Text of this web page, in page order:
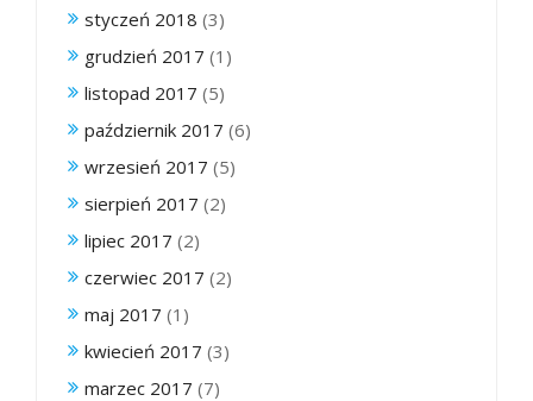
styczeń 2018 (3)
grudzień 2017 (1)
listopad 2017 (5)
październik 2017 (6)
wrzesień 2017 (5)
sierpień 2017 (2)
lipiec 2017 (2)
czerwiec 2017 (2)
maj 2017 (1)
kwiecień 2017 (3)
marzec 2017 (7)